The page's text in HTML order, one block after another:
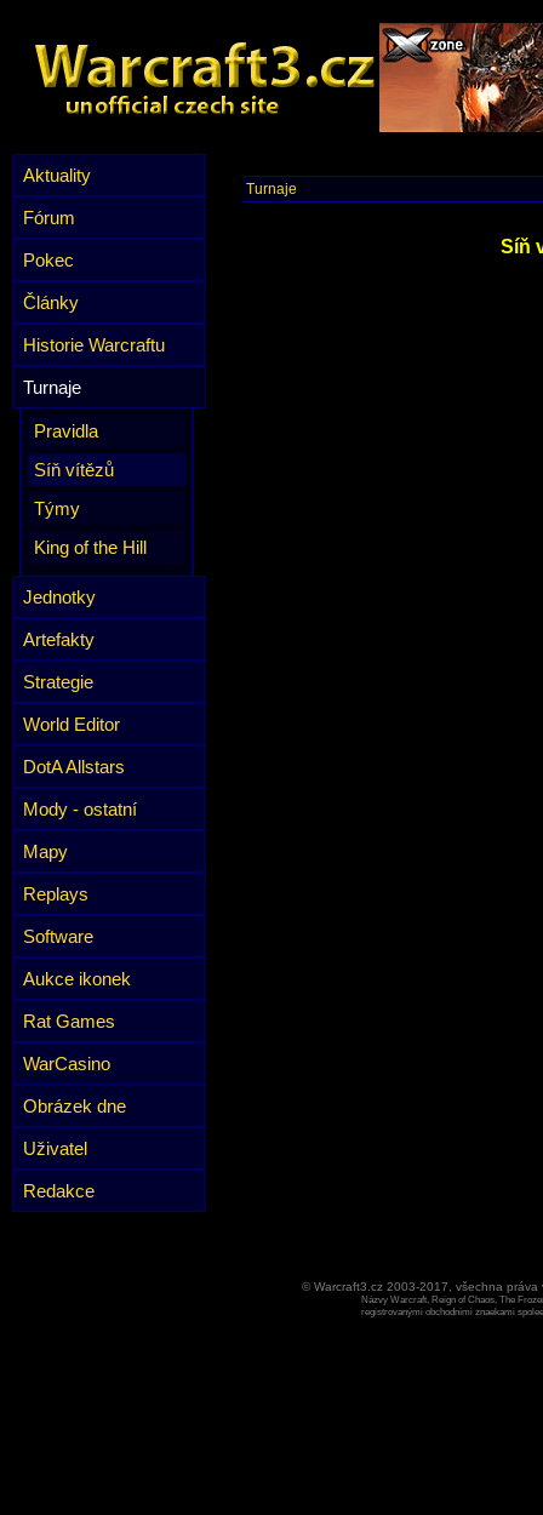
Aktuality
Fórum
Pokec
Články
Historie Warcraftu
Turnaje
Pravidla
Síň vítězů
Týmy
King of the Hill
Jednotky
Artefakty
Strategie
World Editor
DotA Allstars
Mody - ostatní
Mapy
Replays
Software
Aukce ikonek
Rat Games
WarCasino
Obrázek dne
Uživatel
Redakce
Turnaje
Síň
© Warcraft3.cz 2003-2017, všechna
Názvy Warcraft, Reign of Chaos, The
registrovanými obchodními znaekami